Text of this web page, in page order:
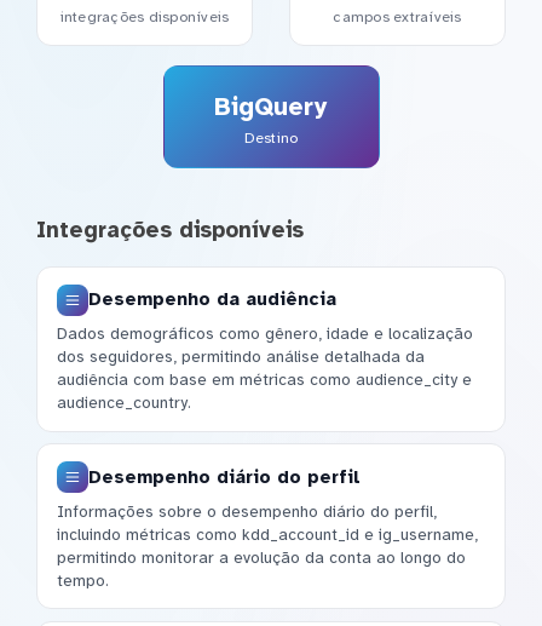
integrações disponíveis campos extraíveis
BigQuery
Destino
Integrações disponíveis
Desempenho da audiência
Dados demográficos como gênero, idade e localização
dos seguidores, permitindo análise detalhada da
audiência com base em métricas como audience_city e
audience_country.
Desempenho diário do perfil
Informações sobre o desempenho diário do perfil,
incluindo métricas como kdd_account_id e ig_username,
permitindo monitorar a evolução da conta ao longo do
tempo.